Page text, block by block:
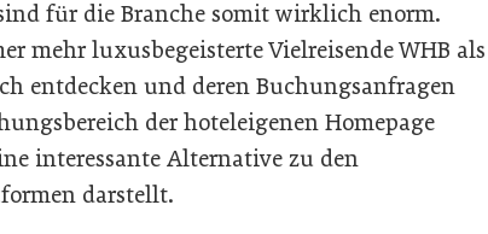
für die Branche somit wirklich enorm.
mehr luxusbegeisterte Vielreisende WHB als
entdecken und deren Buchungsanfragen
der hoteleigenen Homepage
interessante Alternative zu den
darstellt.